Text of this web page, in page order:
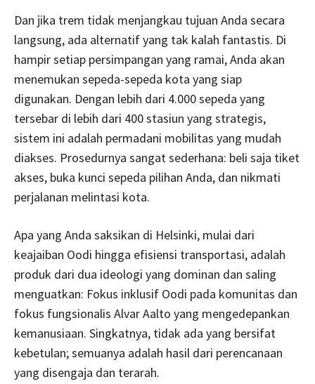
Dan jika trem tidak menjangkau tujuan Anda secara
langsung, ada alternatif yang tak kalah fantastis. Di
hampir setiap persimpangan yang ramai, Anda akan
menemukan sepeda-sepeda kota yang siap
digunakan. Dengan lebih dari 4.000 sepeda yang
tersebar di lebih dari 400 stasiun yang strategis,
sistem ini adalah permadani mobilitas yang mudah
diakses. Prosedurnya sangat sederhana: beli saja tiket
akses, buka kunci sepeda pilihan Anda, dan nikmati
perjalanan melintasi kota.
Apa yang Anda saksikan di Helsinki, mulai dari
keajaiban Oodi hingga efisiensi transportasi, adalah
produk dari dua ideologi yang dominan dan saling
menguatkan: Fokus inklusif Oodi pada komunitas dan
fokus fungsionalis Alvar Aalto yang mengedepankan
kemanusiaan. Singkatnya, tidak ada yang bersifat
kebetulan; semuanya adalah hasil dari perencanaan
yang disengaja dan terarah.